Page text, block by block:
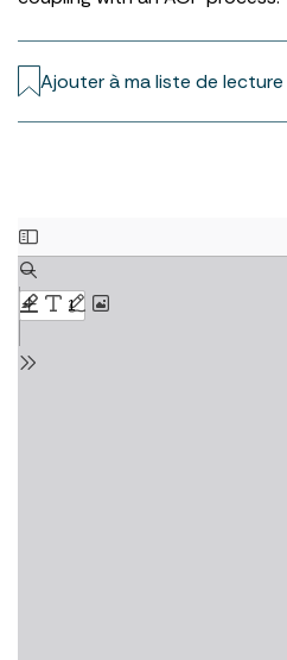
Ajouter à ma liste de lecture